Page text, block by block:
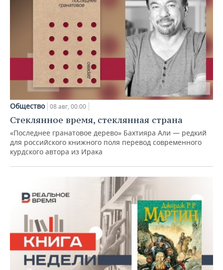
Общество 08 авг, 00:00
Стеклянное время, стеклянная страна
«Последнее гранатовое дерево» Бахтияра Али — редкий
для российского книжного поля перевод современного
курдского автора из Ирака